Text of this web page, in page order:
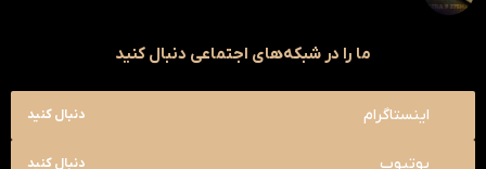
ما را در شبکه‌های اجتماعی دنبال کنید
اینستاگرام دنبال کنید
یوتیوب دنبال کنید